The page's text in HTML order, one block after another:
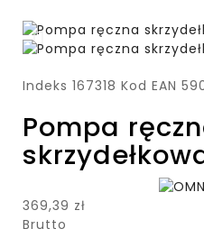
Indeks 167318 Kod EAN
Pompa
369,39 zł
Brutto